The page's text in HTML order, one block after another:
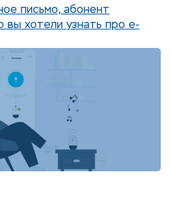
письмо, абонент
вы хотели узнать про e-